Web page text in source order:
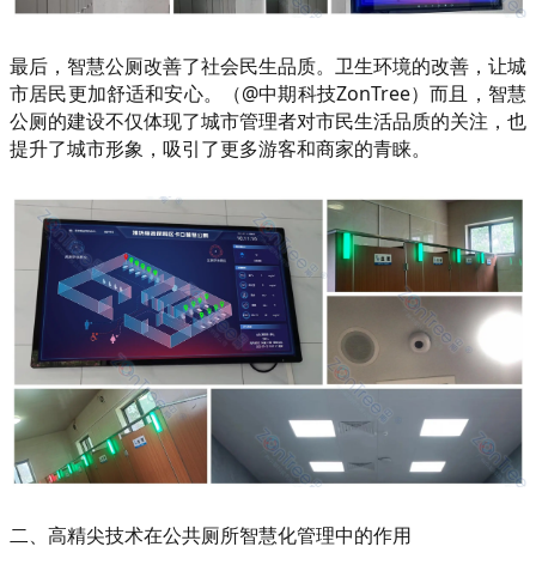
最后，智慧公厕改善了社会民生品质。卫生环境的改善，让城
市居民更加舒适和安心。（@中期科技ZonTree）而且，智慧
公厕的建设不仅体现了城市管理者对市民生活品质的关注，也
提升了城市形象，吸引了更多游客和商家的青睐。
二、高精尖技术在公共厕所智慧化管理中的作用